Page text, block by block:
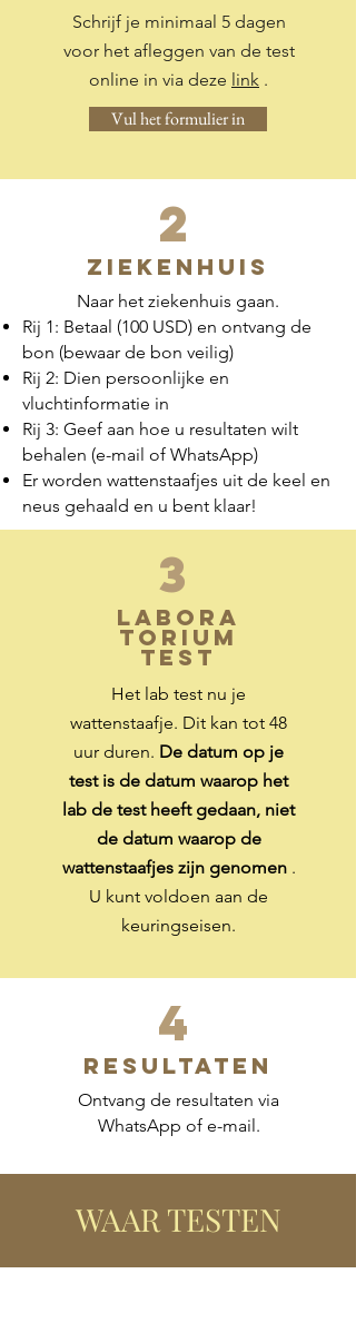
Schrijf je minimaal 5 dagen
voor het afleggen van de test
online in via deze link .
Vul het formulier in
2
ZIEKENHUIS
Naar het ziekenhuis gaan.
Rij 1: Betaal (100 USD) en ontvang de
bon (bewaar de bon veilig)
Rij 2: Dien persoonlijke en
vluchtinformatie in
Rij 3: Geef aan hoe u resultaten wilt
behalen (e-mail of WhatsApp)
Er worden wattenstaafjes uit de keel en
neus gehaald en u bent klaar!
3
LABORA
TORIUM
TEST
Het lab test nu je
wattenstaafje. Dit kan tot 48
uur duren. De datum op je
test is de datum waarop het
lab de test heeft gedaan, niet
de datum waarop de
wattenstaafjes zijn genomen.
U kunt voldoen aan de
keuringseisen.
4
RESULTATEN
Ontvang de resultaten via
WhatsApp of e-mail.
WAAR TESTEN